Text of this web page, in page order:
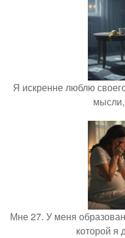
Я искренне люблю
Мне 27. У меня
которой я